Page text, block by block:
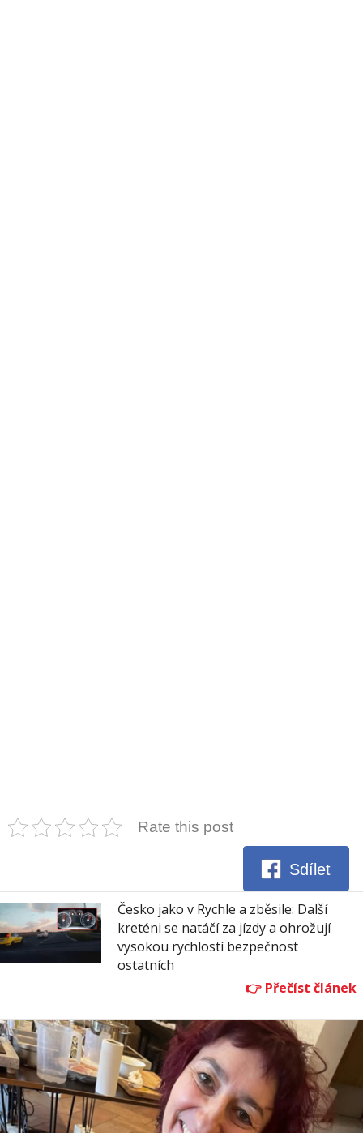
Rate this post
Sdílet
Česko jako v Rychle a zběsile: Další
kreténi se natáčí za jízdy a ohrožují
vysokou rychlostí bezpečnost
ostatních